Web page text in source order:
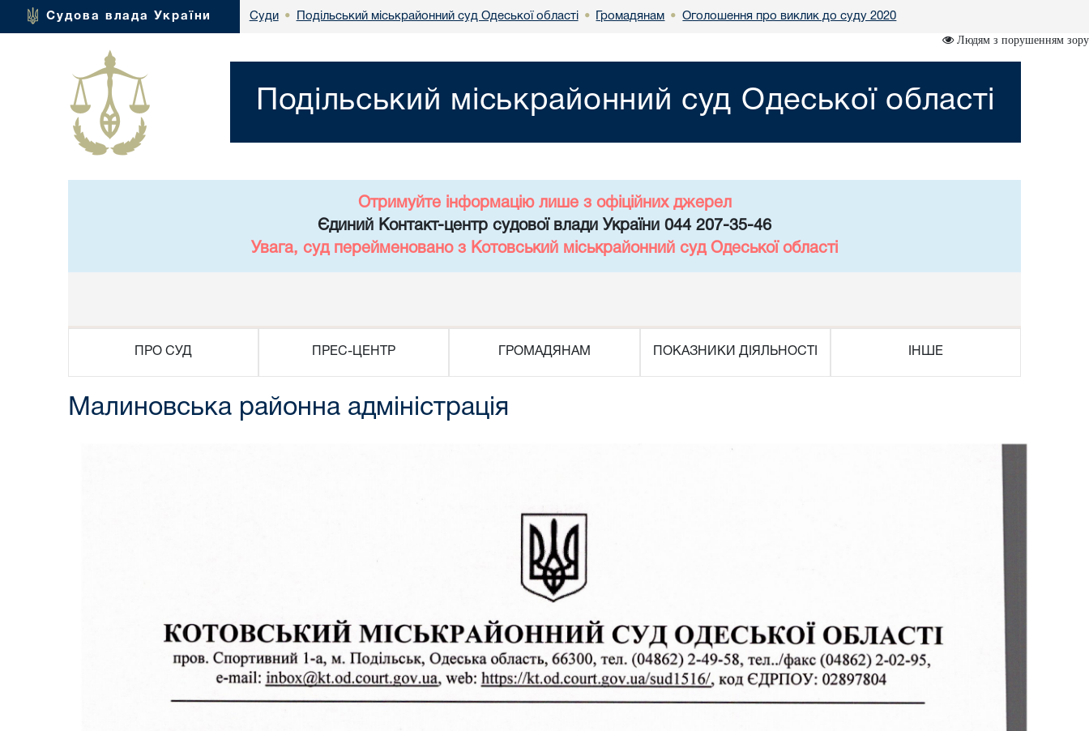
Судова влада України Суди • Подільський міськрайонний суд Одеської області • Громадянам • Оголошення про виклик до суду 2020
Людям з порушенням зору
Подільський міськрайонний суд Одеської області
Отримуйте інформацію лише з офіційних джерел
Єдиний Контакт-центр судової влади України 044 207-35-46
Увага, суд перейменовано з Котовський міськрайонний суд Одеської області
ПРО СУД ПРЕС-ЦЕНТР ГРОМАДЯНАМ ПОКАЗНИКИ ДІЯЛЬНОСТІ ІНШЕ
Малиновська районна адміністрація